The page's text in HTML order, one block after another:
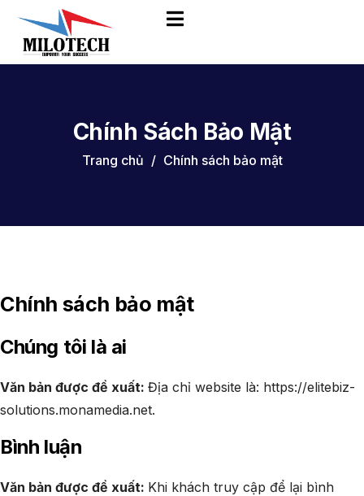
Chính Sách Bảo Mật
Trang chủ Chính sách bảo mật
Chính sách bảo mật
Chúng tôi là ai
Văn bản được đề xuất: Địa chỉ website là: https://elitebiz-
solutions.monamedia.net.
Bình luận
Văn bản được đề xuất: Khi khách truy cập để lại bình